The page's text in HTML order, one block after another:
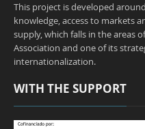
This project is developed
knowledge, access to markets
supply, which falls in the areas
Association and one of its
internationalization.
WITH THE SUPPORT